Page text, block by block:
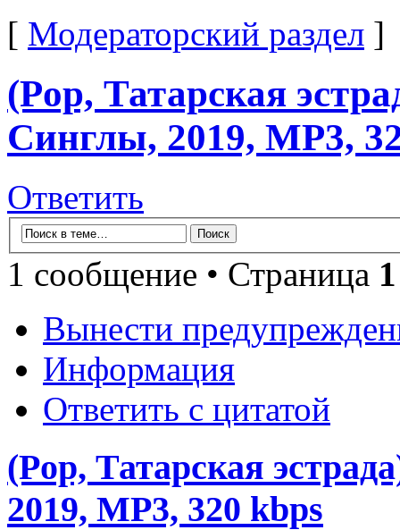
[ Модераторский раздел ]
(Pop, Татарская
Синглы, 2019, MP3,
Ответить
1 сообщение • Страница 1
Вынести
Информация
Ответить с цитатой
(Pop, Татарская
2019, MP3, 320 kbps